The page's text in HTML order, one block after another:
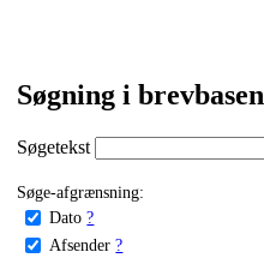
Søgning i brevbasen
Søgetekst
Søge-afgrænsning:
Dato ?
Afsender ?